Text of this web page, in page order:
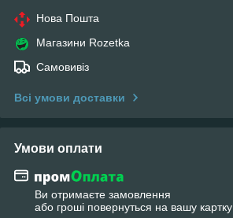
Нова Пошта
Магазини Rozetka
Самовивіз
Всі умови доставки
Умови оплати
Ви отримаєте замовлення
або гроші повернуться на вашу картку